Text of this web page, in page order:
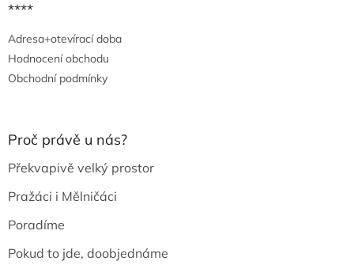
****
Adresa+otevírací doba
Hodnocení obchodu
Obchodní podmínky
Proč právě u nás?
Překvapivě velký prostor
Pražáci i Mělničáci
Poradíme
Pokud to jde, doobjednáme